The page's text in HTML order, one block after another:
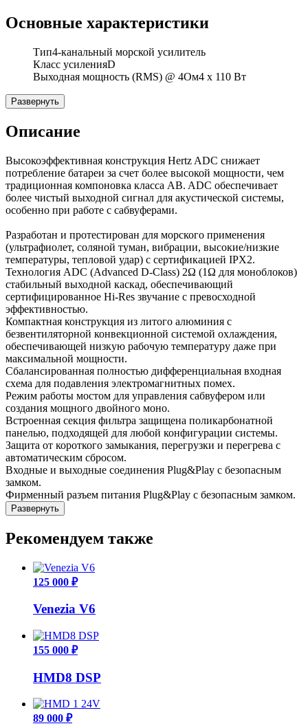
Основные характеристики
Тип4-канальный морской усилитель
Класс усиленияD
Выходная мощность (RMS) @ 4Ом4 х 110 Вт
Развернуть
Описание
Высокоэффективная конструкция Hertz ADC снижает
потребление батареи за счет более высокой мощности, чем
традиционная компоновка класса AB. ADC обеспечивает
более чистый выходной сигнал для акустической системы,
особенно при работе с сабвуферами.
Разработан и протестирован для морского применения
(ультрафиолет, соляной туман, вибрации, высокие/низкие
температуры, тепловой удар) с сертификацией IPX2.
Технология ADC (Advanced D-Class) 2Ω (1Ω для моноблоков)
стабильный выходной каскад, обеспечивающий
сертифицированное Hi-Res звучание с превосходной
эффективностью.
Компактная конструкция из литого алюминия с
безвентиляторной конвекционной системой охлаждения,
обеспечивающей низкую рабочую температуру даже при
максимальной мощности.
Сбалансированная полностью дифференциальная входная
схема для подавления электромагнитных помех.
Режим работы мостом для управления сабвуфером или
создания мощного двойного моно.
Встроенная секция фильтра защищена поликарбонатной
панелью, подходящей для любой конфигурации системы.
Защита от короткого замыкания, перегрузки и перегрева с
автоматическим сбросом.
Входные и выходные соединения Plug&Play с безопасным
замком.
Фирменный разъем питания Plug&Play с безопасным замком.
Развернуть
Рекомендуем также
125 000 ₽
Venezia V6
155 000 ₽
HMD8 DSP
89 000 ₽